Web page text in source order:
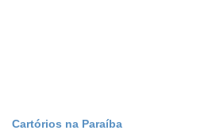
Cartórios na Paraíba